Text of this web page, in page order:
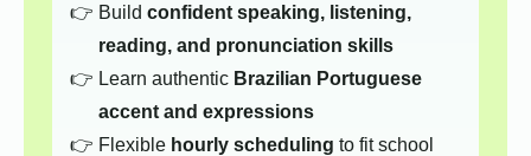
Build confident speaking, listening,
reading, and pronunciation skills
Learn authentic Brazilian Portuguese
accent and expressions
Flexible hourly scheduling to fit school